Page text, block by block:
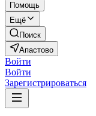
Помощь
Ещё
Поиск
Апастово
Войти
Войти
Зарегистрироваться